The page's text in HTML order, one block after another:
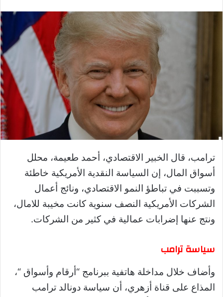
ترامب، قال الخبير الاقتصادي، أحمد طعيمة، محلل
أسواق المال، إن السياسة النقدية الأمريكية خاطئة
وتسببت في تباطؤ النمو الاقتصادي، ونائج أعمال
الشركات الأمريكية النصف سنوية كانت مخيبة للامال،
ونتج عنها إضرابات عمالية في كثير من الشركات.
سياسة ترامب
وأضاف خلال مداخلة هاتفية ببرنامج “أرقام وأسواق “،
المذاع على قناة أزهري، أن سياسة دونالد ترامب